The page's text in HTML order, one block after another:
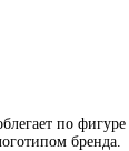
по фигуре
бренда.